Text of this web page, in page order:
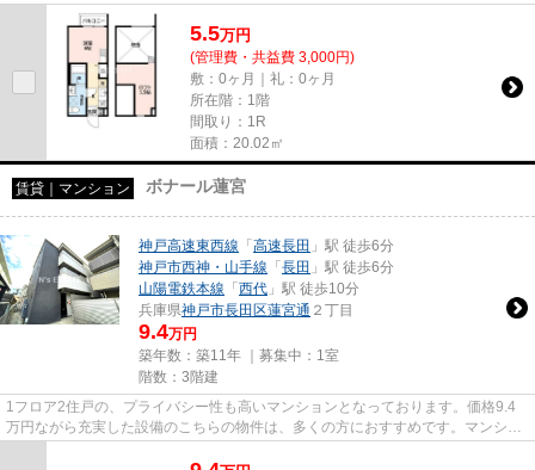
ンが使えます。新着情報：ラ...
5.5万円
(管理費・共益費 3,000円)
敷：0ヶ月｜礼：0ヶ月
所在階：1階
間取り：1R
面積：20.02㎡
賃貸｜マンション ボナール蓮宮
神戸高速東西線 「 高速長田 」駅 徒歩6分
神戸市西神・山手線 「 長田 」駅 徒歩6分
山陽電鉄本線 「 西代 」駅 徒歩10分
兵庫県神戸市長田区蓮宮通 ２丁目
9.4万円
築年数：築11年 ｜募集中： 1室
階数：3階建
1フロア2住戸の、プライバシー性も高いマンションとなっております。価格9.4
万円ながら充実した設備のこちらの物件は、多くの方におすすめです。マンショ